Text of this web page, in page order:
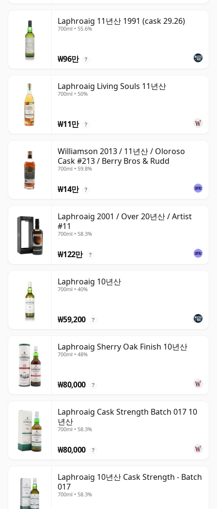
Laphroaig 11년산 1991 (cask 29.26)
700ml • 55.6%
₩96만 ?
Laphroaig Living Souls 11년산
700ml • 50%
₩11만 ?
Williamson 2013 / 11년산 / Oloroso
Cask #213 / Berry Bros & Rudd
700ml • 59.8%
₩14만 ?
Laphroaig 2001 / Over 20년산 / Artist
#11
700ml • 58.3%
₩122만 ?
Laphroaig 10년산
700ml • 40%
₩59,200 ?
Laphroaig Sherry Oak Finish 10년산
700ml • 48%
₩80,000 ?
Laphroaig Cask Strength Batch 017 10
년산
700ml • 58.3%
₩80,000 ?
Laphroaig 10년산 Cask Strength - Batch
017
700ml • 58.3%